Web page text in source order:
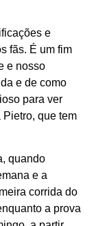
e
fãs. É um fim
e nosso
e de como
para ver
Pietro, que tem
quando
e a
corrida do
a prova